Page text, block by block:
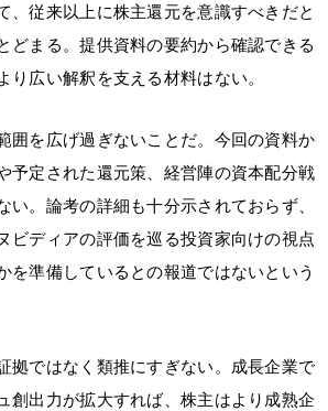
、従来以上に株主還元を意識すべきだと
どまる。提供資料の要約から確認できる
り広い解釈を支える材料はない。
囲を広げ過ぎないことだ。今回の資料か
予定された還元策、経営陣の資本配分戦
い。論考の詳細も十分示されておらず、
ビディアの評価を巡る投資家向けの視点
を準備しているとの報道ではないという
拠ではなく類推にすぎない。成長企業で
創出力が拡大すれば、株主はより成熟企